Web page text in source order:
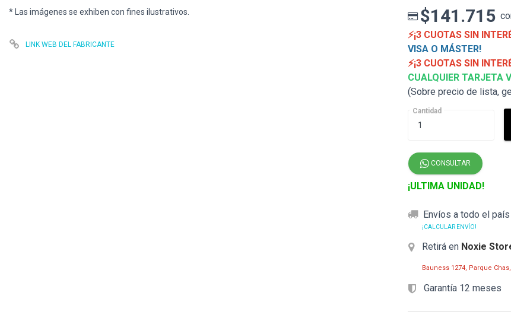
* Las imágenes se exhiben con fines ilustrativos.
LINK WEB DEL FABRICANTE
$141.715
⚡¡3 CUOTAS SIN
VISA O MÁSTER!
⚡¡3 CUOTAS SIN
CUALQUIER TARJETA
(Sobre precio de lista,
Cantidad
CONSULTAR
¡ULTIMA UNIDAD!
Envíos a todo el país
¡CALCULAR ENVÍO!
Retirá en Noxie
Bauness 1274, Parque Chas,
Garantía 12 meses